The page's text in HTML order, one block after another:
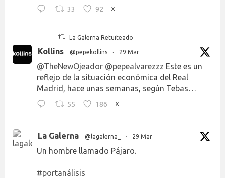
33 92 X
La Galerna Retuiteado
Kollins @pepekollins · 29 Mar
@TheNewOjeador @pepealvarezzz Este es un
reflejo de la situación económica del Real
Madrid, hace unas semanas, según Tebas…
55 186 X
La Galerna @lagalerna_ · 29 Mar
Un hombre llamado Pájaro.
#portanálisis